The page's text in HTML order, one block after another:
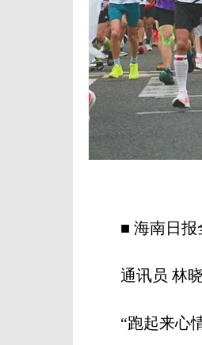
■ 海南日报
通讯员 林
“跑起来心情